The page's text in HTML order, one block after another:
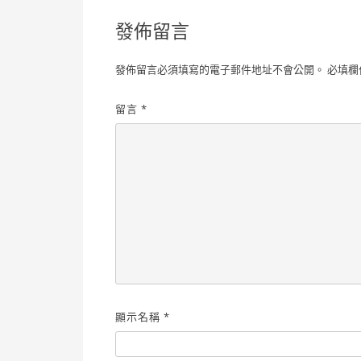
發佈留言
發佈留言必須填寫的電子郵件地址不會公開。 必填
留言*
顯示名稱*